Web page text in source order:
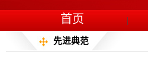
首页
先进典范